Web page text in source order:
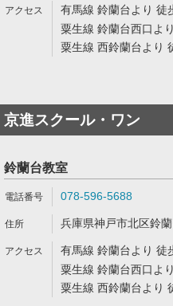
有馬線 鈴蘭台より 徒
粟生線 鈴蘭台西口よ
粟生線 西鈴蘭台より
京進スクール・ワン
鈴蘭台教室
078-596-5688
兵庫県神戸市北区鈴
有馬線 鈴蘭台より 徒
粟生線 鈴蘭台西口よ
粟生線 西鈴蘭台より